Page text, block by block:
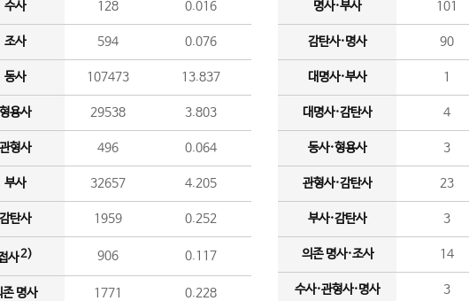
수사 128 0.016
조사 594 0.076
동사 107473 13.837
용사 29538 3.803
형사 496 0.064
부사 32657 4.205
탄사 1959 0.252
사2) 906 0.117
존 명사 1771 0.228
명사·부사 101
감탄사·명사 90
대명사·부사 1
대명사·감탄사 4
동사·형용사 3
관형사·감탄사 23
부사·감탄사 3
의존 명사·조사 14
수사·관형사·명사 3